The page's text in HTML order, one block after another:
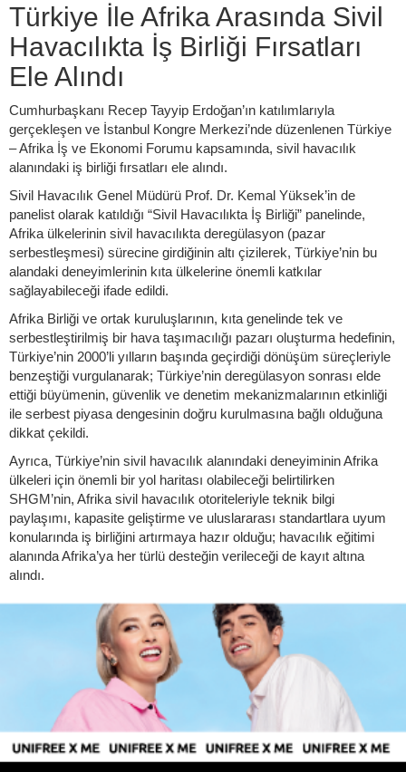
Türkiye İle Afrika Arasında Sivil
Havacılıkta İş Birliği Fırsatları
Ele Alındı
Cumhurbaşkanı Recep Tayyip Erdoğan’ın katılımlarıyla
gerçekleşen ve İstanbul Kongre Merkezi’nde düzenlenen Türkiye
– Afrika İş ve Ekonomi Forumu kapsamında, sivil havacılık
alanındaki iş birliği fırsatları ele alındı.
Sivil Havacılık Genel Müdürü Prof. Dr. Kemal Yüksek’in de
panelist olarak katıldığı “Sivil Havacılıkta İş Birliği” panelinde,
Afrika ülkelerinin sivil havacılıkta deregülasyon (pazar
serbestleşmesi) sürecine girdiğinin altı çizilerek, Türkiye’nin bu
alandaki deneyimlerinin kıta ülkelerine önemli katkılar
sağlayabileceği ifade edildi.
Afrika Birliği ve ortak kuruluşlarının, kıta genelinde tek ve
serbestleştirilmiş bir hava taşımacılığı pazarı oluşturma hedefinin,
Türkiye’nin 2000’li yılların başında geçirdiği dönüşüm süreçleriyle
benzeştiği vurgulanarak; Türkiye’nin deregülasyon sonrası elde
ettiği büyümenin, güvenlik ve denetim mekanizmalarının etkinliği
ile serbest piyasa dengesinin doğru kurulmasına bağlı olduğuna
dikkat çekildi.
Ayrıca, Türkiye’nin sivil havacılık alanındaki deneyiminin Afrika
ülkeleri için önemli bir yol haritası olabileceği belirtilirken
SHGM’nin, Afrika sivil havacılık otoriteleriyle teknik bilgi
paylaşımı, kapasite geliştirme ve uluslararası standartlara uyum
konularında iş birliğini artırmaya hazır olduğu; havacılık eğitimi
alanında Afrika’ya her türlü desteğin verileceği de kayıt altına
alındı.